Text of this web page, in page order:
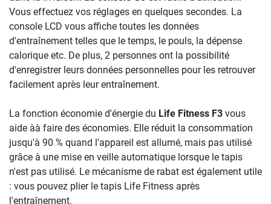
Vous effectuez vos réglages en quelques secondes. La
console LCD vous affiche toutes les données
d'entraînement telles que le temps, le pouls, la dépense
calorique etc. De plus, 2 personnes ont la possibilité
d'enregistrer leurs données personnelles pour les retrouver
facilement après leur entraînement.
La fonction économie d'énergie du Life Fitness F3 vous
aide àà faire des économies. Elle réduit la consommation
jusqu'à 90 % quand l'appareil est allumé, mais pas utilisé
grâce à une mise en veille automatique lorsque le tapis
n'est pas utilisé. Le mécanisme de rabat est également utile
: vous pouvez plier le tapis Life Fitness après
l'entraînement.